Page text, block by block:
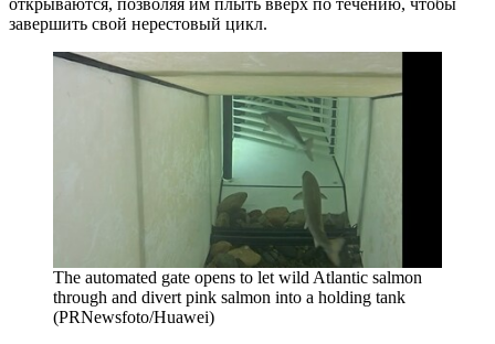
открываются, позволяя им плыть вверх по течению, чтобы
завершить свой нерестовый цикл.
The automated gate opens to let wild Atlantic salmon
through and divert pink salmon into a holding tank
(PRNewsfoto/Huawei)